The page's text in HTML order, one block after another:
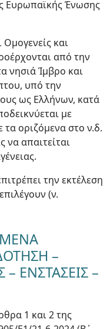
Ευρωπαϊκής Ένωσης
και
από την
νησιά Ίμβρο και
υπό την
ως Ελλήνων, κατά
με
οριζόμενα στο ν.δ.
να απαιτείται
την εκτέλεση
(ν.
–
ΕΝΣΤΑΣΕΙΣ –
1 και 2 της